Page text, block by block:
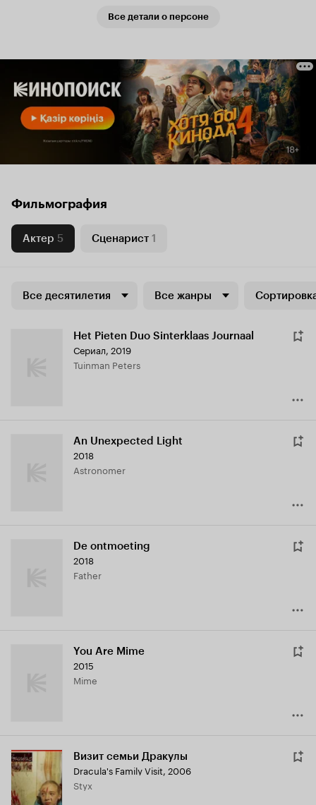
Все детали о персоне
Фильмография
Актер 5 Сценарист 1
Все десятилетия Все жанры
Het Pieten Duo Sinterklaas Journaal
Сериал, 2019
Tuinman Peters
An Unexpected Light
2018
Astronomer
De ontmoeting
2018
Father
You Are Mime
2015
Mime
Визит семьи Дракулы
Dracula's Family Visit, 2006
Styx